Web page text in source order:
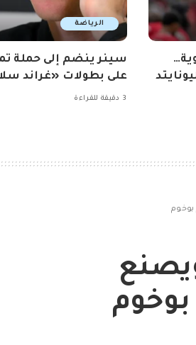
الرياضة
سينر ينضم إلى حملة
على بطولات «غراند
3 دقيقة للقراءة
بوخوم